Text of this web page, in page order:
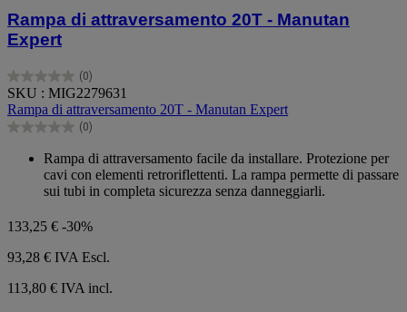
Rampa di attraversamento 20T - Manutan
Expert
(0)
0.0
su
5
stelle.
SKU : MIG2279631
Rampa di attraversamento 20T - Manutan Expert
(0)
0.0
Rampa di attraversamento facile da installare. Protezione per
cavi con elementi retroriflettenti. La rampa permette di passare
sui tubi in completa sicurezza senza danneggiarli.
133,25 € -30%
93,28 € IVA Escl.
113,80 € IVA incl.